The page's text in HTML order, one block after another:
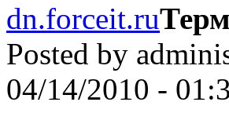
dn.forceit.ru
Posted by
04/14/2010 -